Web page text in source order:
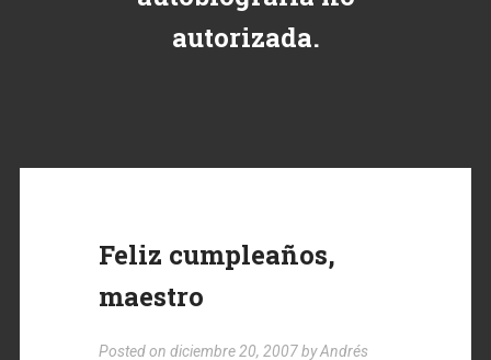
autorizada.
Feliz cumpleaños,
maestro
Posted ondiciembre 20, 2007byAndrés